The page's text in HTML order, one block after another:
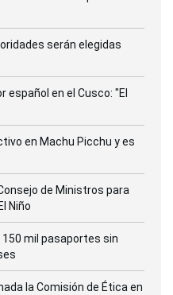
serán elegidas
español en el Cusco: "El
en Machu Picchu y es
de Ministros para
Niño
mil pasaportes sin
la Comisión de Ética en